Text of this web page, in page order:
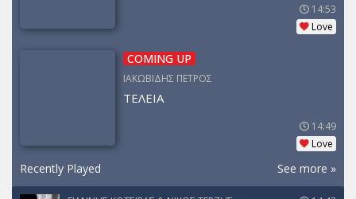
14:53
Love
COMING UP
ΙΑΚΩΒΙΔΗΣ ΠΕΤΡΟΣ
ΤΕΛΕΙΑ
14:49
Love
Recently Played See more »